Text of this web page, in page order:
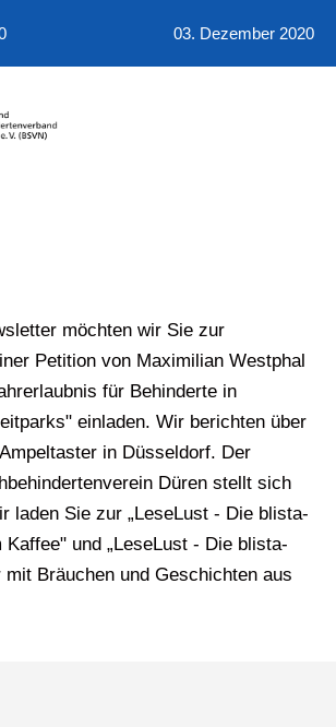
03. Dezember 2020
möchten wir Sie zur
Petition von Maximilian Westphal
für Behinderte in
einladen. Wir berichten über
in Düsseldorf. Der
Düren stellt sich
laden Sie zur „LeseLust - Die blista-
und „LeseLust - Die blista-
Bräuchen und Geschichten aus